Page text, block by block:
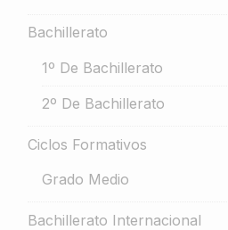
Bachillerato
1º De Bachillerato
2º De Bachillerato
Ciclos Formativos
Grado Medio
Bachillerato Internacional